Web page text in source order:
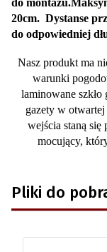
do
20cm. Dystanse
do odpowiedniej
Nasz produkt ma
warunki
laminowane szkło
gazety w
wejścia staną się
mocujący,
Pliki do